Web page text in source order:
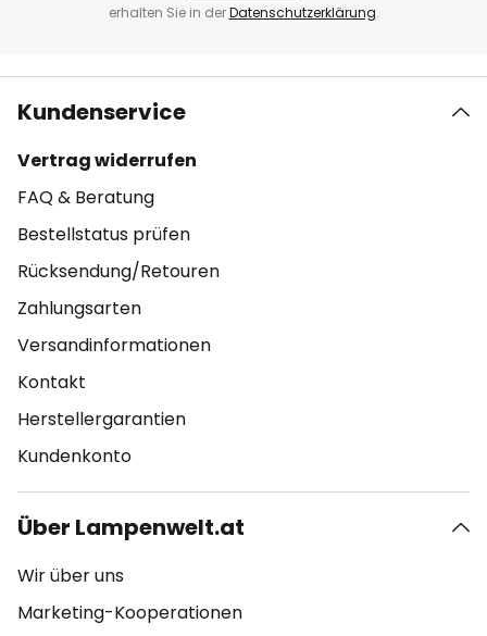
erhalten Sie in derDatenschutzerklärung.
Kundenservice
Vertrag widerrufen
FAQ & Beratung
Bestellstatus prüfen
Rücksendung/Retouren
Zahlungsarten
Versandinformationen
Kontakt
Herstellergarantien
Kundenkonto
Über Lampenwelt.at
Wir über uns
Marketing-Kooperationen